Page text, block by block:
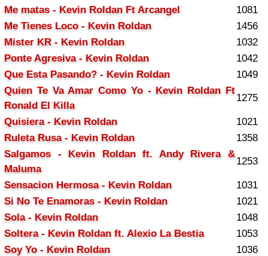
Me matas - Kevin Roldan Ft Arcangel
1081
Me Tienes Loco - Kevin Roldan
1456
Mister KR - Kevin Roldan
1032
Ponte Agresiva - Kevin Roldan
1042
Que Esta Pasando? - Kevin Roldan
1049
Quien Te Va Amar Como Yo - Kevin Roldan Ft
Ronald El Killa
1275
Quisiera - Kevin Roldan
1021
Ruleta Rusa - Kevin Roldan
1358
Salgamos - Kevin Roldan ft. Andy Rivera &
Maluma
1253
Sensacion Hermosa - Kevin Roldan
1031
Si No Te Enamoras - Kevin Roldan
1021
Sola - Kevin Roldan
1048
Soltera - Kevin Roldan ft. Alexio La Bestia
1053
Soy Yo - Kevin Roldan
1036